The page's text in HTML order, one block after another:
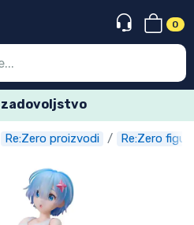
0
Re:Zero proizvodi Re:Zero
Registracija